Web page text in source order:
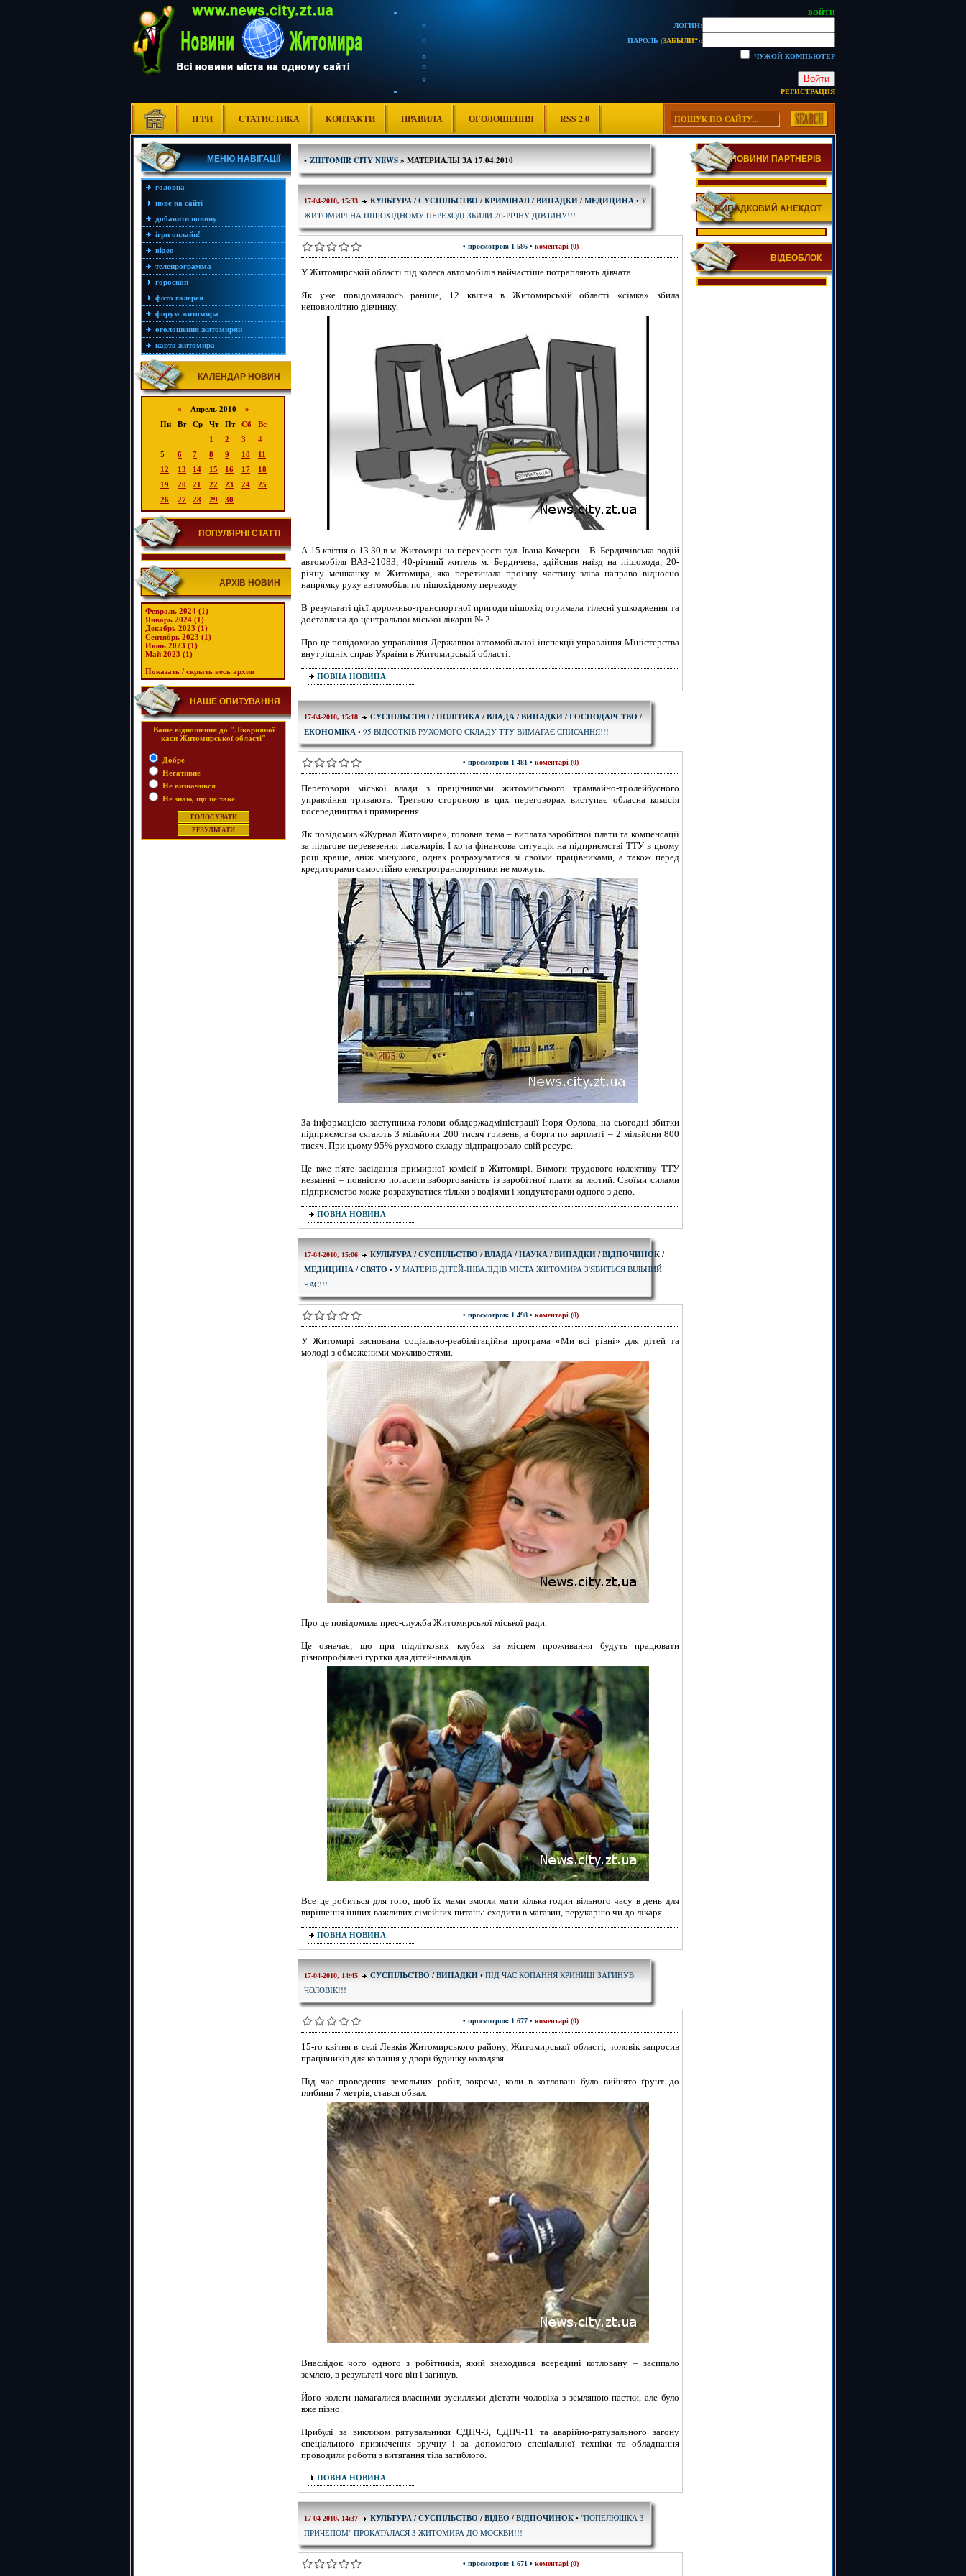
ВОЙТИ
ЛОГИН:
ПАРОЛЬ (ЗАБЫЛИ?):
ЧУЖОЙ КОМПЬЮТЕР
Войти
РЕГИСТРАЦИЯ
ІГРИ СТАТИСТИКА КОНТАКТИ ПРАВИЛА ОГОЛОШЕННЯ RSS 2.0
МЕНЮ НАВІГАЦІЇ
головна
нове на сайті
добавити новину
ігри онлайн!
відео
телепрограмма
гороскоп
фото галерея
форум житомира
оголошення житомирян
карта житомира
КАЛЕНДАР НОВИН
« Апрель 2010 »
Пн
Вт Ср Чт Пт Сб
Вс
1
2 3
4
5
6 7 8 9 10
11
12
13 14 15 16 17
18
19
20 21 22 23 24
25
26
27 28 29 30
ПОПУЛЯРНІ СТАТТІ
АРХІВ НОВИН
Февраль 2024 (1)
Январь 2024 (1)
Декабрь 2023 (1)
Сентябрь 2023 (1)
Июнь 2023 (1)
Май 2023 (1)
Показать / скрыть весь архив
НАШЕ ОПИТУВАННЯ
Ваше відношення до "Лікарняної
каси Житомирської області"
Добре
Негативне
Не визначився
Не знаю, що це таке
• ZHITOMIR CITY NEWS» МАТЕРИАЛЫ ЗА 17.04.2010
17-04-2010, 15:33 КУЛЬТУРА / СУСПІЛЬСТВО / КРИМІНАЛ / ВИПАДКИ / МЕДИЦИНА • У
ЖИТОМИРІ НА ПІШОХІДНОМУ ПЕРЕХОДІ ЗБИЛИ 20-РІЧНУ ДІВЧИНУ!!!
• просмотров: 1 586 • коментарі (0)
У Житомирській області під колеса автомобілів найчастіше потрапляють дівчата.
Як уже повідомлялось раніше, 12 квітня в Житомирській області «сімка» збила
неповнолітню дівчинку.
А 15 квітня о 13.30 в м. Житомирі на перехресті вул. Івана Кочерги – В. Бердичівська водій
автомобіля ВАЗ-21083, 40-річний житель м. Бердичева, здійснив наїзд на пішохода, 20-
річну мешканку м. Житомира, яка перетинала проїзну частину зліва направо відносно
напрямку руху автомобіля по пішохідному переходу.
В результаті цієї дорожньо-транспортної пригоди пішохід отримала тілесні ушкодження та
доставлена до центральної міської лікарні № 2.
Про це повідомило управління Державної автомобільної інспекції управління Міністерства
внутрішніх справ України в Житомирській області.
ПОВНА НОВИНА
17-04-2010, 15:18 СУСПІЛЬСТВО / ПОЛІТИКА / ВЛАДА / ВИПАДКИ / ГОСПОДАРСТВО /
ЕКОНОМІКА • 95 ВІДСОТКІВ РУХОМОГО СКЛАДУ ТТУ ВИМАГАЄ СПИСАННЯ!!!
• просмотров: 1 481 • коментарі (0)
Переговори міської влади з працівниками житомирського трамвайно-тролейбусного
управління тривають. Третьою стороною в цих переговорах виступає обласна комісія
посередництва і примирення.
Як повідомив «Журнал Житомира», головна тема – виплата заробітної плати та компенсації
за пільгове перевезення пасажирів. І хоча фінансова ситуація на підприємстві ТТУ в цьому
році краще, аніж минулого, однак розрахуватися зі своїми працівниками, а також перед
кредиторами самостійно електротранспортники не можуть.
За інформацією заступника голови облдержадміністрації Ігоря Орлова, на сьогодні збитки
підприємства сягають 3 мільйони 200 тисяч гривень, а борги по зарплаті – 2 мільйони 800
тисяч. При цьому 95% рухомого складу відпрацювало свій ресурс.
Це вже п'яте засідання примирної комісії в Житомирі. Вимоги трудового колективу ТТУ
незмінні – повністю погасити заборгованість із заробітної плати за лютий. Своїми силами
підприємство може розрахуватися тільки з водіями і кондукторами одного з депо.
ПОВНА НОВИНА
17-04-2010, 15:06 КУЛЬТУРА / СУСПІЛЬСТВО / ВЛАДА / НАУКА / ВИПАДКИ / ВІДПОЧИНОК /
МЕДИЦИНА / СВЯТО • У МАТЕРІВ ДІТЕЙ-ІНВАЛІДІВ МІСТА ЖИТОМИРА З'ЯВИТЬСЯ ВІЛЬНИЙ
ЧАС!!!
• просмотров: 1 498 • коментарі (0)
У Житомирі заснована соціально-реабілітаційна програма «Ми всі рівні» для дітей та
молоді з обмеженими можливостями.
Про це повідомила прес-служба Житомирської міської ради.
Це означає, що при підліткових клубах за місцем проживання будуть працювати
різнопрофільні гуртки для дітей-інвалідів.
Все це робиться для того, щоб їх мами змогли мати кілька годин вільного часу в день для
вирішення інших важливих сімейних питань: сходити в магазин, перукарню чи до лікаря.
ПОВНА НОВИНА
17-04-2010, 14:45 СУСПІЛЬСТВО / ВИПАДКИ • ПІД ЧАС КОПАННЯ КРИНИЦІ ЗАГИНУВ
ЧОЛОВІК!!!
• просмотров: 1 677 • коментарі (0)
15-го квітня в селі Левків Житомирського району, Житомирської області, чоловік запросив
працівників для копання у дворі будинку колодязя.
Під час проведення земельних робіт, зокрема, коли в котловані було вийнято ґрунт до
глибини 7 метрів, стався обвал.
Внаслідок чого одного з робітників, який знаходився всередині котловану – засипало
землею, в результаті чого він і загинув.
Його колеги намагалися власними зусиллями дістати чоловіка з земляною пастки, але було
вже пізно.
Прибулі за викликом рятувальники СДПЧ-3, СДПЧ-11 та аварійно-рятувального загону
спеціального призначення вручну і за допомогою спеціальної техніки та обладнання
проводили роботи з витягання тіла загиблого.
ПОВНА НОВИНА
17-04-2010, 14:37 КУЛЬТУРА / СУСПІЛЬСТВО / ВІДЕО / ВІДПОЧИНОК • "ПОПЕЛЮШКА З
ПРИЧЕПОМ" ПРОКАТАЛАСЯ З ЖИТОМИРА ДО МОСКВИ!!!
• просмотров: 1 671 • коментарі (0)
НОВИНИ ПАРТНЕРІВ
ВИПАДКОВИЙ АНЕКДОТ
ВІДЕОБЛОК